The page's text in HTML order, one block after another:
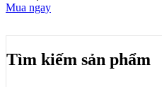
Mua ngay
Tìm kiếm sản phẩm